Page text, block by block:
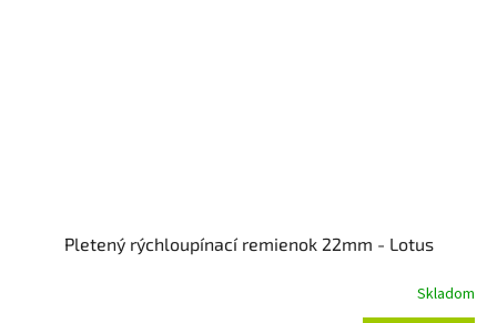
Pletený rýchloupínací remienok 22mm - Lotus
Skladom